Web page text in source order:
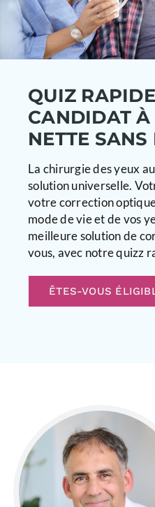
QUIZ
CANDIDAT
NETTE SANS
La chirurgie des yeux
solution universelle.
votre correction
mode de vie et de vos
meilleure solution de
vous, avec notre quizz
ÊTES-VOUS